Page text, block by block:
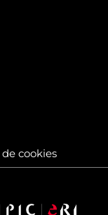
cookies